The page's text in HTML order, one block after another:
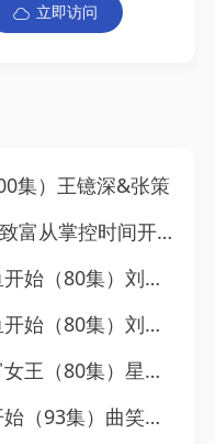
立即访问
集）王镱深&张策
始（103集）攸灵&柴代辉
集）刘峰硕&肖晴
集）刘峰硕&肖晴
集）星玥&王炳旭
集）曲笑孝&张策